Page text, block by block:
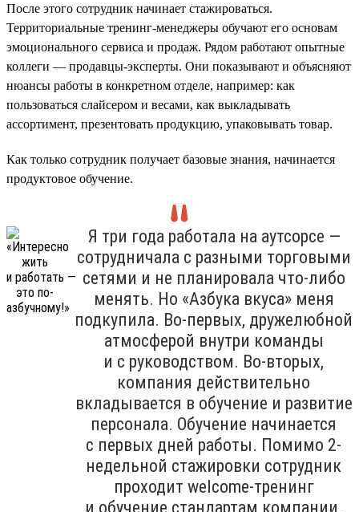
После этого сотрудник начинает стажироваться.
Территориальные тренинг-менеджеры обучают его основам
эмоционального сервиса и продаж. Рядом работают опытные
коллеги — продавцы-эксперты. Они показывают и объясняют
нюансы работы в конкретном отделе, например: как
пользоваться слайсером и весами, как выкладывать
ассортимент, презентовать продукцию, упаковывать товар.
Как только сотрудник получает базовые знания, начинается
продуктовое обучение.
Я три года работала на аутсорсе —
сотрудничала с разными торговыми
сетями и не планировала что-либо
менять. Но «Азбука вкуса» меня
подкупила. Во-первых, дружелюбной
атмосферой внутри команды
и с руководством. Во-вторых,
компания действительно
вкладывается в обучение и развитие
персонала. Обучение начинается
с первых дней работы. Помимо 2-
недельной стажировки сотрудник
проходит welcome-тренинг
и обучение стандартам компании.